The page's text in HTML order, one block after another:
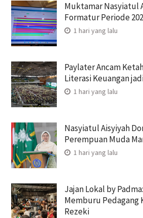
Muktamar Nasyiatul
Formatur Periode
1 hari yang lalu
Paylater Ancam
Literasi Keuangan
1 hari yang lalu
Nasyiatul Aisyiyah
Perempuan Muda
1 hari yang lalu
Jajan Lokal by
Memburu
Rezeki